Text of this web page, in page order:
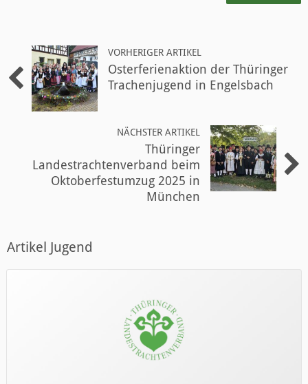
VORHERIGER ARTIKEL
Osterferienaktion der Thüringer
Trachenjugend in Engelsbach
NÄCHSTER ARTIKEL
Thüringer
Landestrachtenverband beim
Oktoberfestumzug 2025 in
München
Artikel Jugend